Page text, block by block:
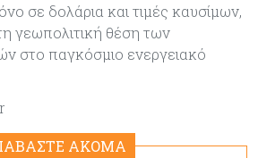
σε δολάρια και τιμές καυσίμων,
γεωπολιτική θέση των
στο παγκόσμιο ενεργειακό
ΑΚΟΜΑ